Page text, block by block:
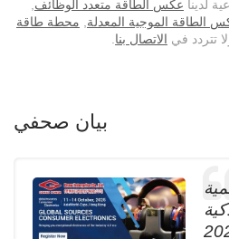
لدينا عكس الطاقة متعدد الوظائف,
الطاقة الموجية المعدلة, محطة طاقة
تتردد في الاتصال بنا.
بيان صحفي